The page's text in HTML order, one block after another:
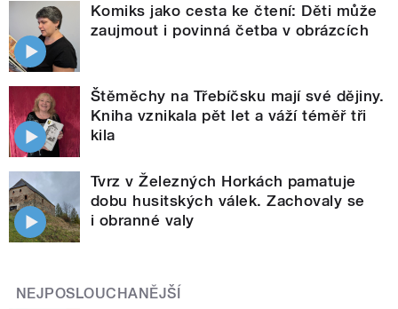
Komiks jako cesta ke čtení: Děti může
zaujmout i povinná četba v obrázcích
Štěměchy na Třebíčsku mají své dějiny.
Kniha vznikala pět let a váží téměř tři
kila
Tvrz v Železných Horkách pamatuje
dobu husitských válek. Zachovaly se
i obranné valy
NEJPOSLOUCHANĚJŠÍ